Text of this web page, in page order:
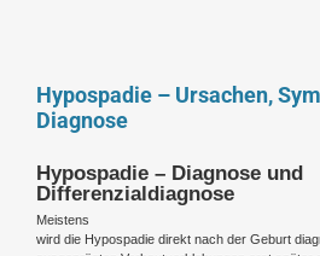
Hypospadie – Ursachen,
Diagnose
Hypospadie – Diagnose und
Differenzialdiagnose
Meistens
wird die Hypospadie direkt nach der Geburt